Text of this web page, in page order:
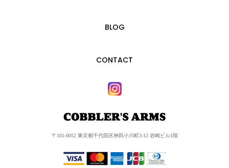
BLOG
CONTACT
〒101-0052 東京都千代田区神田小川町3-12 岩崎ビル1階